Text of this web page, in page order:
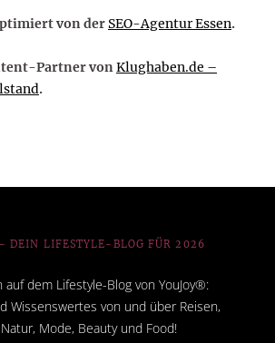
von der SEO-Agentur Essen.
Partner vonKlughaben.de –
.
DEIN LIFESTYLE-BLOG FÜR 2026
auf dem Lifestyle-Blog von YouJoy®:
Wissenswertes von und über Reisen,
Mode, Beauty und Food!